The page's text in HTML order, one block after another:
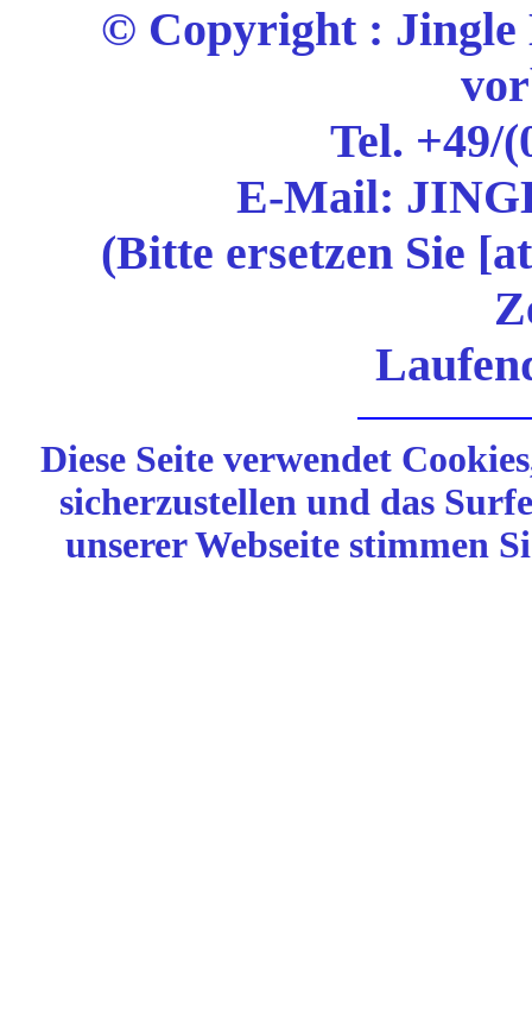
© Copyright : Jingle
Tel. +49/
E-Mail:
(Bitte ersetzen Sie
Diese Seite verwendet
sicherzustellen und das
unserer Webseite stimmen